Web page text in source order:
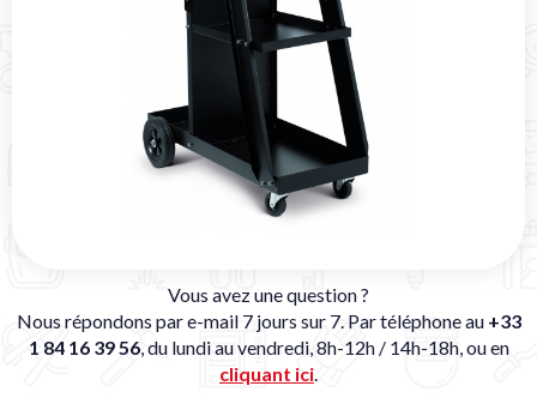
Vous avez une question ?
Nous répondons par e-mail 7 jours sur 7. Par téléphone au +33
1 84 16 39 56, du lundi au vendredi, 8h-12h / 14h-18h, ou en
cliquant ici.